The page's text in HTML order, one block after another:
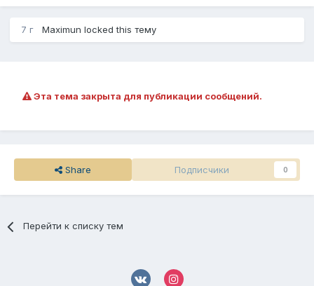
7 г Maximun locked this тему
Эта тема закрыта для публикации сообщений.
Share Подписчики 0
Перейти к списку тем